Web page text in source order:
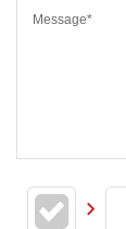
Message*